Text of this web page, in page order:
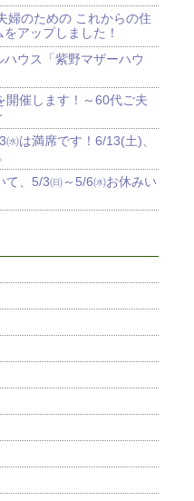
婦のための これからの住
アップしました！
ウス「紫野マザーハウ
開催します！～60代ご夫
は満席です！6/13(土)、
て、5/3㈰～5/6㈬お休みい